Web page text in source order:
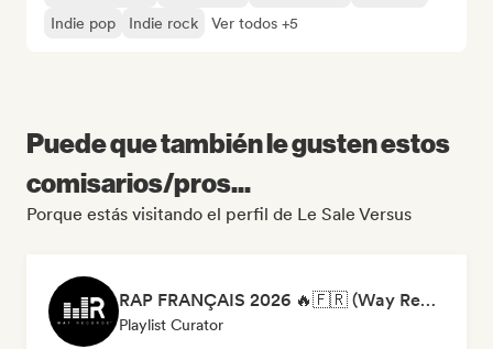
Indie pop
Indie rock Ver todos +5
Puede que también le gusten estos
comisarios/pros...
Porque estás visitando el perfil de Le Sale Versus
RAP FRANÇAIS 2026 🔥🇫🇷 (Way Records)
Playlist Curator